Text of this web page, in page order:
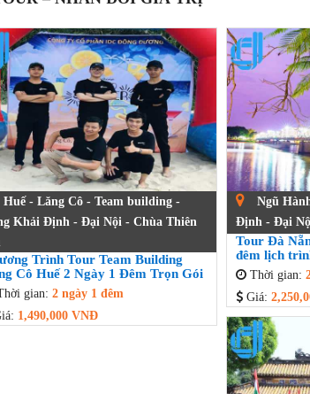
Huế - Lăng Cô - Team building -
Khải Định - Đại Nội - Chùa Thiên
Trình Tour Team Building
Cô Huế 2 Ngày 1 Đêm Trọn Gói
gian: 2 ngày 1 đêm
1,490,000 VNĐ
Ngũ
Định - Đại
Tour Đà
đêm lịch
Thời gian:
Giá: